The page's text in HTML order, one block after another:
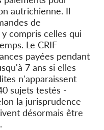
autrichienne. Il
de
compris celles qui
Le CRIF
payées pendant
7 ans si elles
n'apparaissent
sujets testés -
la jurisprudence
désormais être